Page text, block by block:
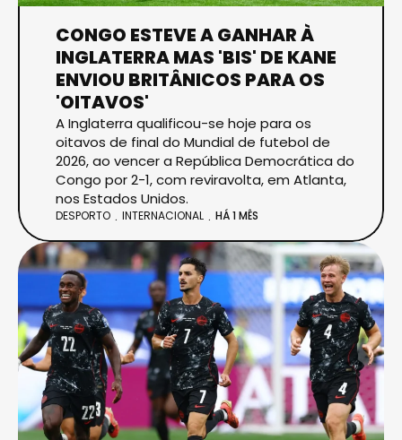
CONGO ESTEVE A GANHAR À
INGLATERRA MAS 'BIS' DE KANE
ENVIOU BRITÂNICOS PARA OS
'OITAVOS'
A Inglaterra qualificou-se hoje para os
oitavos de final do Mundial de futebol de
2026, ao vencer a República Democrática do
Congo por 2-1, com reviravolta, em Atlanta,
nos Estados Unidos.
DESPORTO INTERNACIONAL HÁ 1 MÊS